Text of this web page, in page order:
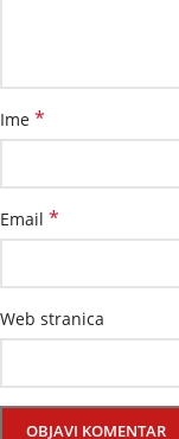
Ime *
Email *
Web stranica